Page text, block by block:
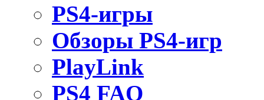
PS4-игры
Обзоры PS4-игр
PlayLink
PS4 FAQ